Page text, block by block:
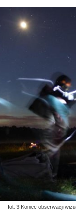
fot. 3 Koniec obserwacji